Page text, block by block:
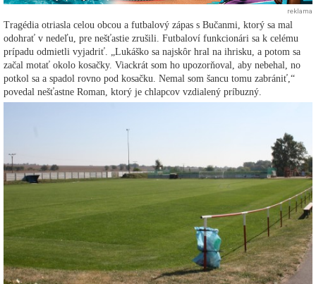
reklama
Tragédia otriasla celou obcou a futbalový zápas s Bučanmi, ktorý sa mal
odohrať v nedeľu, pre nešťastie zrušili. Futbaloví funkcionári sa k celému
prípadu odmietli vyjadriť. „Lukáško sa najskôr hral na ihrisku, a potom sa
začal motať okolo kosačky. Viackrát som ho upozorňoval, aby nebehal, no
potkol sa a spadol rovno pod kosačku. Nemal som šancu tomu zabrániť,“
povedal nešťastne Roman, ktorý je chlapcov vzdialený príbuzný.